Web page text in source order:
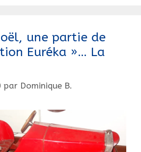
une partie de
Euréka »… La
par Dominique B.